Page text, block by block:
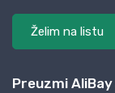
Želim na listu
Preuzmi